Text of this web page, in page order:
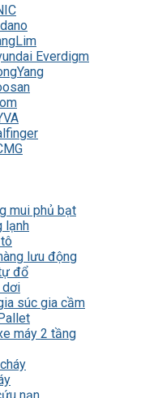
Everdigm
mui phủ bạt
lạnh
lưu động
đổ
dơi
súc gia cầm
máy 2 tầng